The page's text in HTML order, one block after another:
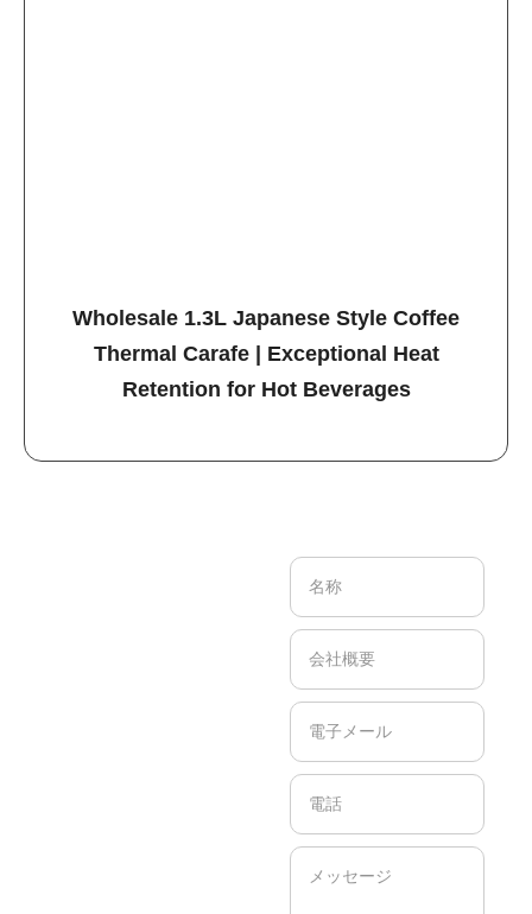
Wholesale 1.3L Japanese Style Coffee
Thermal Carafe | Exceptional Heat
Retention for Hot Beverages